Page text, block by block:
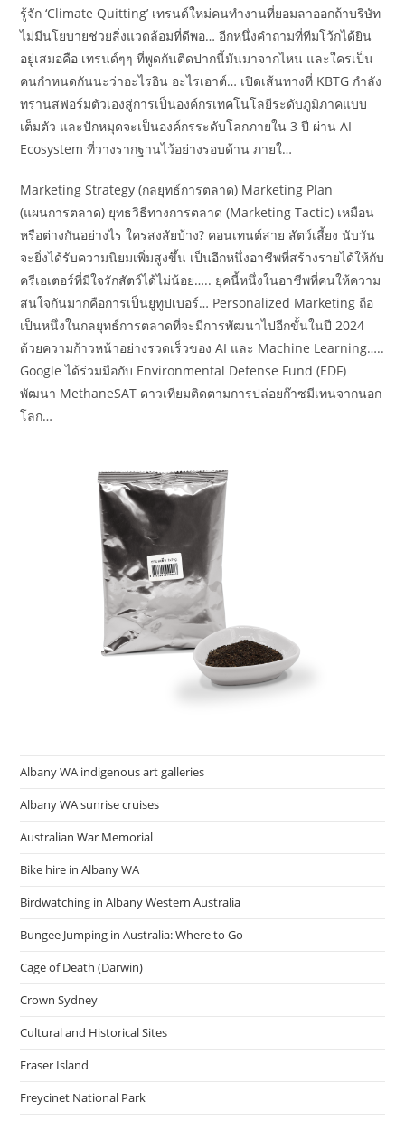
รู้จัก ‘Climate Quitting’ เทรนด์ใหม่คนทำงานที่ยอมลาออกถ้าบริษัท
ไม่มีนโยบายช่วยสิ่งแวดล้อมที่ดีพอ… อีกหนึ่งคำถามที่ทีมโว้กได้ยิน
อยู่เสมอคือ เทรนด์ๆๆ ที่พูดกันติดปากนี้มันมาจากไหน และใครเป็น
คนกำหนดกันนะว่าอะไรอิน อะไรเอาต์… เปิดเส้นทางที่ KBTG กำลัง
ทรานสฟอร์มตัวเองสู่การเป็นองค์กรเทคโนโลยีระดับภูมิภาคแบบ
เต็มตัว และปักหมุดจะเป็นองค์กรระดับโลกภายใน 3 ปี ผ่าน AI
Ecosystem ที่วางรากฐานไว้อย่างรอบด้าน ภายใ…
Marketing Strategy (กลยุทธ์การตลาด) Marketing Plan
(แผนการตลาด) ยุทธวิธีทางการตลาด (Marketing Tactic) เหมือน
หรือต่างกันอย่างไร ใครสงสัยบ้าง? คอนเทนต์สาย สัตว์เลี้ยง นับวัน
จะยิ่งได้รับความนิยมเพิ่มสูงขึ้น เป็นอีกหนึ่งอาชีพที่สร้างรายได้ให้กับ
ครีเอเตอร์ที่มีใจรักสัตว์ได้ไม่น้อย….. ยุคนี้หนึ่งในอาชีพที่คนให้ความ
สนใจกันมากคือการเป็นยูทูปเบอร์… Personalized Marketing ถือ
เป็นหนึ่งในกลยุทธ์การตลาดที่จะมีการพัฒนาไปอีกขั้นในปี 2024
ด้วยความก้าวหน้าอย่างรวดเร็วของ AI และ Machine Learning…..
Google ได้ร่วมมือกับ Environmental Defense Fund (EDF)
พัฒนา MethaneSAT ดาวเทียมติดตามการปล่อยก๊าซมีเทนจากนอก
โลก…
Albany WA indigenous art galleries
Albany WA sunrise cruises
Australian War Memorial
Bike hire in Albany WA
Birdwatching in Albany Western Australia
Bungee Jumping in Australia: Where to Go
Cage of Death (Darwin)
Crown Sydney
Cultural and Historical Sites
Fraser Island
Freycinet National Park